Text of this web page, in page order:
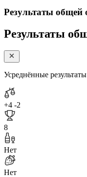
Результаты общей
Результаты
Усреднённые
+4 -2
8
Нет
Нет